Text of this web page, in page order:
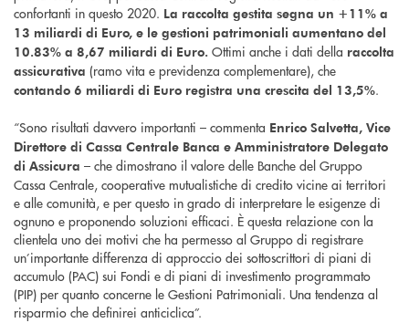
confortanti in questo 2020. La raccolta gestita segna un +11% a
13 miliardi di Euro, e le gestioni patrimoniali aumentano del
10.83% a 8,67 miliardi di Euro. Ottimi anche i dati della raccolta
assicurativa (ramo vita e previdenza complementare), che
contando 6 miliardi di Euro registra una crescita del 13,5%.
“Sono risultati davvero importanti – commenta Enrico Salvetta, Vice
Direttore di Cassa Centrale Banca e Amministratore Delegato
di Assicura – che dimostrano il valore delle Banche del Gruppo
Cassa Centrale, cooperative mutualistiche di credito vicine ai territori
e alle comunità, e per questo in grado di interpretare le esigenze di
ognuno e proponendo soluzioni efficaci. È questa relazione con la
clientela uno dei motivi che ha permesso al Gruppo di registrare
un’importante differenza di approccio dei sottoscrittori di piani di
accumulo (PAC) sui Fondi e di piani di investimento programmato
(PIP) per quanto concerne le Gestioni Patrimoniali. Una tendenza al
risparmio che definirei anticiclica”.